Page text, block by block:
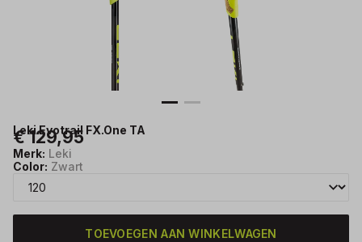
Leki Evotrail FX.One TA
€ 129,95
Merk: Leki
Color: Zwart
TOEVOEGEN AAN WINKELWAGEN